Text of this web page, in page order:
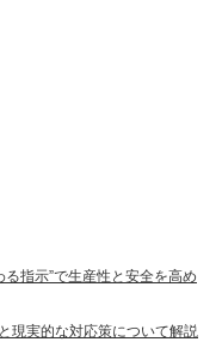
指示”で生産性と安全を高め
現実的な対応策について解説